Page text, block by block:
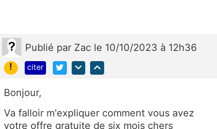
Publié par Zac le 10/10/2023 à 12h36
!
citer
Bonjour,
Va falloir m'expliquer comment vous avez
votre offre gratuite de six mois chers